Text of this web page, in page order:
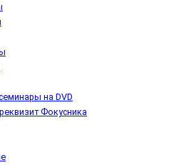
на DVD
Фокусника